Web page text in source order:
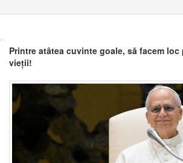
Printre atâtea cuvinte goale, să facem
vieții!